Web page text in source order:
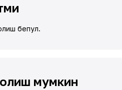
бепул.
мумкин